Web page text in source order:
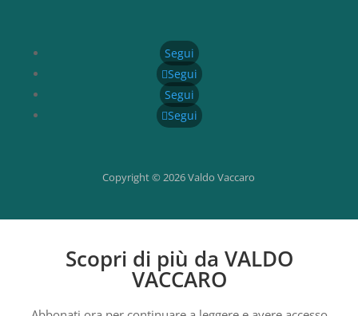
Segui
Segui
Segui
Segui
Copyright © 2026 Valdo Vaccaro
Scopri di più da VALDO
VACCARO